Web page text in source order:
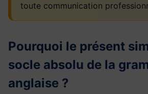
toute communication
Pourquoi le présent
socle absolu de la
anglaise ?